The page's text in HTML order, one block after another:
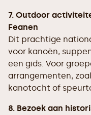
7. Outdoor
Feanen
Dit prachtige
voor kanoën,
een gids. Voor
arrangementen,
kanotocht of
8. Bezoek aan